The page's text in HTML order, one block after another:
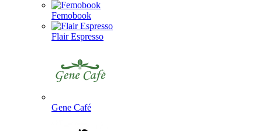
Femobook
Flair Espresso
Gene Café